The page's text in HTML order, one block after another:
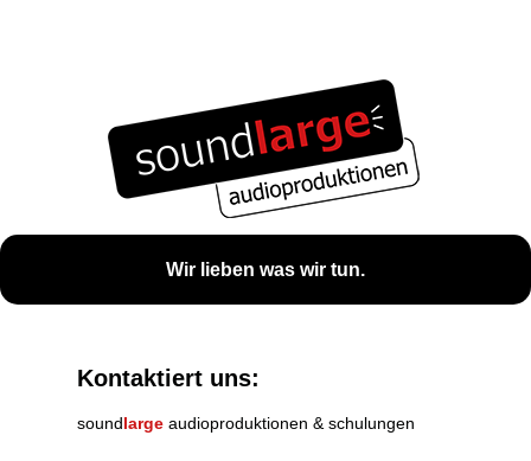
Wir lieben was wir tun.
Kontaktiert uns:
soundlarge audioproduktionen & schulungen